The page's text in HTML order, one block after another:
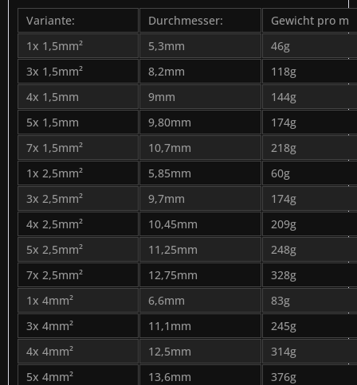
Variante: Durchmesser:
Gewicht pro m
1x 1,5mm²
5,3mm
46g
3x 1,5mm²
8,2mm
118g
4x 1,5mm
9mm
144g
5x 1,5mm
9,80mm
174g
7x 1,5mm²
10,7mm
218g
1x 2,5mm²
5,85mm
60g
3x 2,5mm²
9,7mm
174g
4x 2,5mm²
10,45mm
209g
5x 2,5mm²
11,25mm
248g
7x 2,5mm²
12,75mm
328g
1x 4mm²
6,6mm
83g
3x 4mm²
11,1mm
245g
4x 4mm²
12,5mm
314g
5x 4mm²
13,6mm
376g